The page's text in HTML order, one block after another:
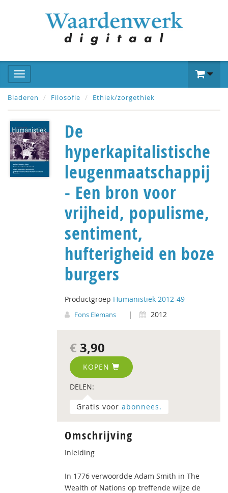
Bladeren Filosofie Ethiek/zorgethiek
De
hyperkapitalistische
leugenmaatschappij
- Een bron voor
vrijheid, populisme,
sentiment,
hufterigheid en boze
burgers
Productgroep Humanistiek 2012-49
Fons Elemans | 2012
€ 3,90
KOPEN
DELEN:
Gratis voor abonnees.
Omschrijving
Inleiding
In 1776 verwoordde Adam Smith in The
Wealth of Nations op treffende wijze de